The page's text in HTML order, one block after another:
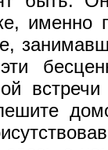
именно